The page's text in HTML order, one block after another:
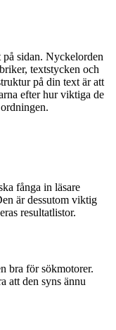
sidan. Nyckelorden
textstycken och
på din text är att
efter hur viktiga de
fånga in läsare
är dessutom viktig
resultatlistor.
bra för sökmotorer.
att den syns ännu